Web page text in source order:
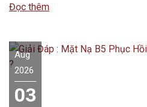
các dòng mỹ phẩm chuyên dụng….
Đọc thêm
Aug
2026
03